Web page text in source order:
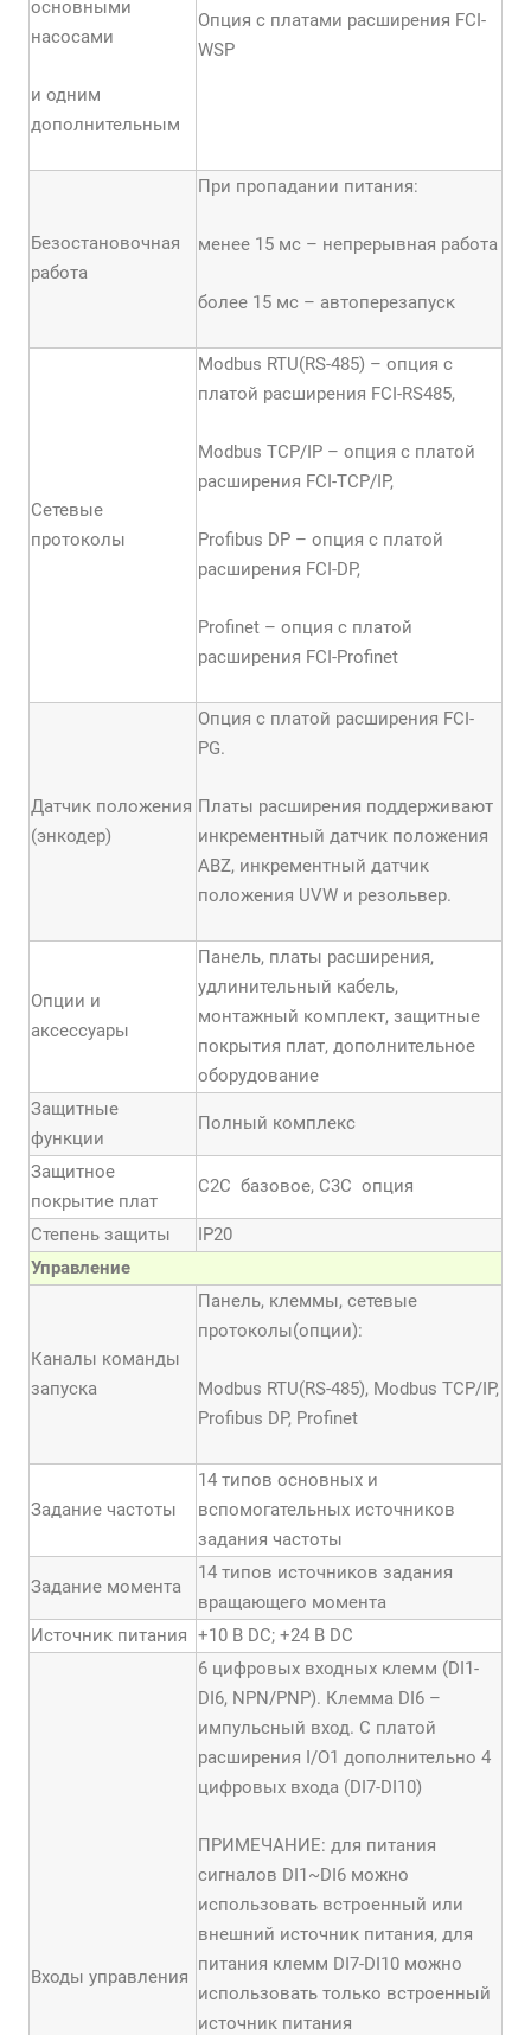
основными
насосами
и одним
дополнительным
Опция с платами расширения FCI-
WSP
Безостановочная
работа
При пропадании питания:
менее 15 мс – непрерывная работа
более 15 мс – автоперезапуск
Сетевые
протоколы
Modbus RTU(RS-485) – опция с
платой расширения FCI-RS485,
Modbus TCP/IP – опция с платой
расширения FCI-TCP/IP,
Profibus DP – опция с платой
расширения FCI-DP,
Profinet – опция с платой
расширения FCI-Profinet
Датчик положения
(энкодер)
Опция с платой расширения FCI-
PG.
Платы расширения поддерживают
инкрементный датчик положения
АBZ, инкрементный датчик
положения UVW и резольвер.
Опции и
аксессуары
Панель, платы расширения,
удлинительный кабель,
монтажный комплект, защитные
покрытия плат, дополнительное
оборудование
Защитные
функции
Полный комплекс
Защитное
покрытие плат
С2С базовое, С3С опция
Степень защиты
IP20
Управление
Каналы команды
запуска
Панель, клеммы, сетевые
протоколы(опции):
Modbus RTU(RS-485), Modbus TCP/IP,
Profibus DP, Profinet
Задание частоты
14 типов основных и
вспомогательных источников
задания частоты
Задание момента
14 типов источников задания
вращающего момента
Источник питания +10 В DC; +24 В DC
Входы управления
6 цифровых входных клемм (DI1-
DI6, NPN/PNP). Клемма DI6 –
импульсный вход. С платой
расширения I/O1 дополнительно 4
цифровых входа (DI7-DI10)
ПРИМЕЧАНИЕ: для питания
сигналов DI1~DI6 можно
использовать встроенный или
внешний источник питания, для
питания клемм DI7-DI10 можно
использовать только встроенный
источник питания